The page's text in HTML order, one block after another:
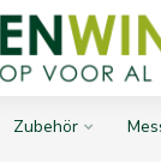
Zubehör